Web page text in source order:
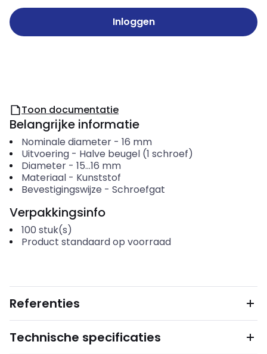
Inloggen
Toon documentatie
Belangrijke informatie
Nominale diameter- 16 mm
Uitvoering- Halve beugel (1 schroef)
Diameter- 15...16 mm
Materiaal- Kunststof
Bevestigingswijze - Schroefgat
Verpakkingsinfo
100 stuk(s)
Product standaard op voorraad
Referenties
Technische specificaties